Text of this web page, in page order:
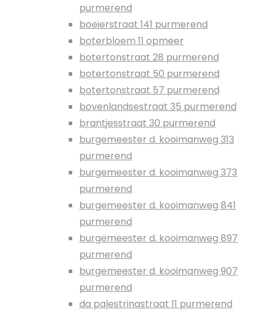
purmerend
boeierstraat 141 purmerend
boterbloem 11 opmeer
botertonstraat 28 purmerend
botertonstraat 50 purmerend
botertonstraat 57 purmerend
bovenlandsestraat 35 purmerend
brantjesstraat 30 purmerend
burgemeester d. kooimanweg 313
purmerend
burgemeester d. kooimanweg 373
purmerend
burgemeester d. kooimanweg 841
purmerend
burgemeester d. kooimanweg 897
purmerend
burgemeester d. kooimanweg 907
purmerend
da palestrinastraat 11 purmerend